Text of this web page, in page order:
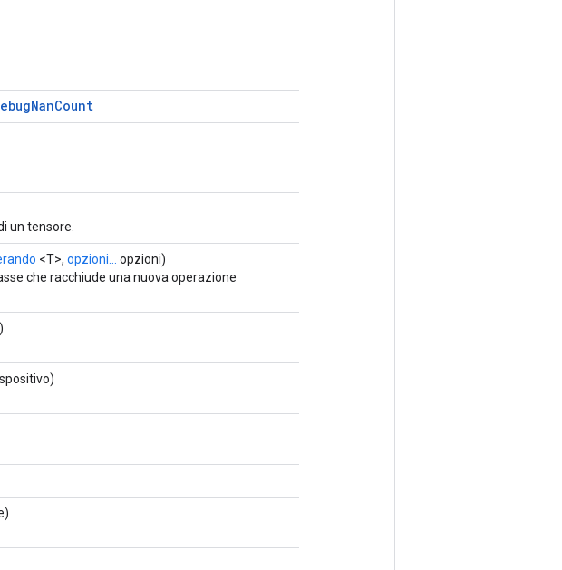
NanCount
un tensore.
<T>, opzioni...
opzioni)
che racchiude una nuova operazione